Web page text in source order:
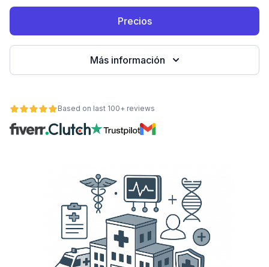
Precios
Más información
Based on last 100+ reviews